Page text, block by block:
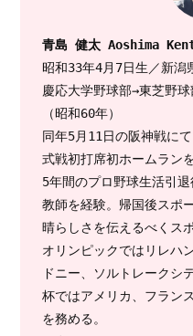
青島 健太 Aoshima
昭和33年4月7日生／新潟
慶応大学野球部→東芝野
（昭和60年）
同年5月11日の阪神戦に
式戦初打席初ホームラン
5年間のプロ野球生活引
教師を経験。帰国後スポ
晴らしさを伝えるべくス
オリンピックではリレハ
ドニー、ソルトレークシ
杯ではアメリカ、フラン
を務める。